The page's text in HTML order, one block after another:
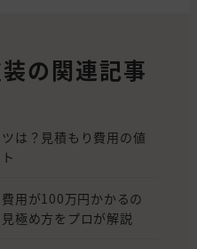
の関連記事
は？見積もり費用の値
用が100万円かかるの
極め方をプロが解説